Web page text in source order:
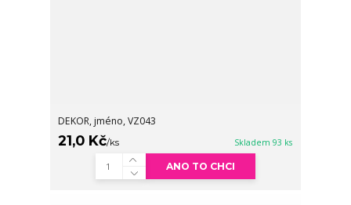
DEKOR, jméno, VZ043
21,0 Kč/ks Skladem 93 ks
ANO TO CHCI